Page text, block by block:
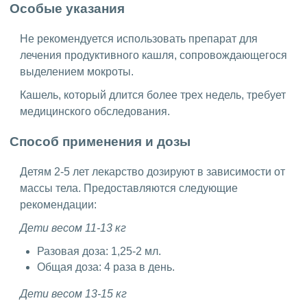
Особые указания
Не рекомендуется использовать препарат для
лечения продуктивного кашля, сопровождающегося
выделением мокроты.
Кашель, который длится более трех недель, требует
медицинского обследования.
Способ применения и дозы
Детям 2-5 лет лекарство дозируют в зависимости от
массы тела. Предоставляются следующие
рекомендации:
Дети весом 11-13 кг
Разовая доза: 1,25-2 мл.
Общая доза: 4 раза в день.
Дети весом 13-15 кг